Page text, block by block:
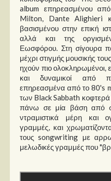
album επηρεασμένου
Milton, Dante Alighieri
βασισμένου στην επική
αλλά και της
Εωσφόρου. Στη σίγουρα
μέχρι στιγμής μουσικής
ηχούν πιο ολοκληρωμένοι,
και δυναμικοί από
επηρεασμένα από το 80's
των Black Sabbath κοφτερά
πάνω σε μία βάση από
ντραμιστικά μέρη και
γραμμές, και
τους songwriting με
μελωδικές γραμμές που